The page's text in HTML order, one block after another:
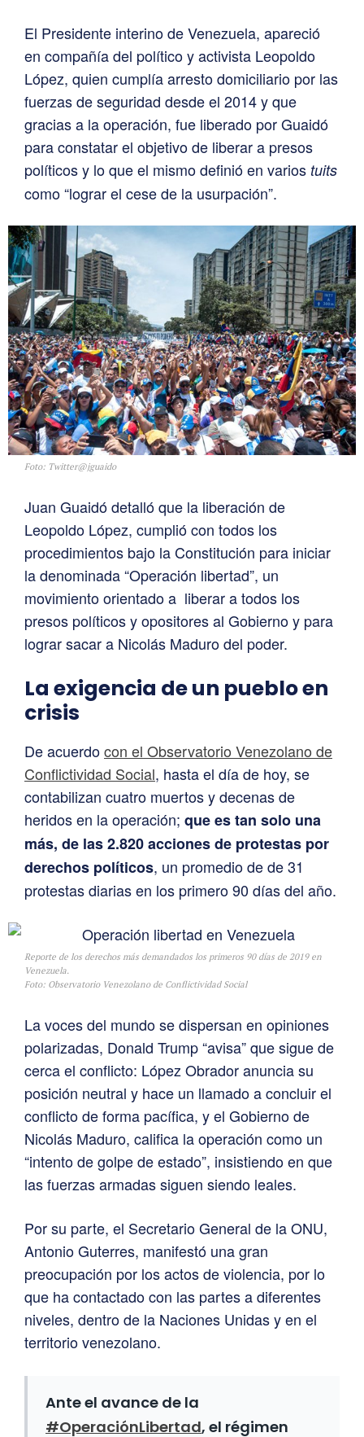
El Presidente interino de Venezuela, apareció
en compañía del político y activista Leopoldo
López, quien cumplía arresto domiciliario por las
fuerzas de seguridad desde el 2014 y que
gracias a la operación, fue liberado por Guaidó
para constatar el objetivo de liberar a presos
políticos y lo que el mismo definió en varios tuits
como “lograr el cese de la usurpación”.
Foto: Twitter@jguaido
Juan Guaidó detalló que la liberación de
Leopoldo López, cumplió con todos los
procedimientos bajo la Constitución para iniciar
la denominada “Operación libertad”, un
movimiento orientado a liberar a todos los
presos políticos y opositores al Gobierno y para
lograr sacar a Nicolás Maduro del poder.
La exigencia de un pueblo en
crisis
De acuerdocon el Observatorio Venezolano de
Conflictividad Social, hasta el día de hoy, se
contabilizan cuatro muertos y decenas de
heridos en la operación; que es tan solo una
más, de las 2.820 acciones de protestas por
derechos políticos, un promedio de de 31
protestas diarias en los primero 90 días del año.
Reporte de los derechos más demandados los primeros 90 días de 2019 en
Venezuela.
Foto: Observatorio Venezolano de Conflictividad Social
La voces del mundo se dispersan en opiniones
polarizadas, Donald Trump “avisa” que sigue de
cerca el conflicto: López Obrador anuncia su
posición neutral y hace un llamado a concluir el
conflicto de forma pacífica, y el Gobierno de
Nicolás Maduro, califica la operación como un
“intento de golpe de estado”, insistiendo en que
las fuerzas armadas siguen siendo leales.
Por su parte, el Secretario General de la ONU,
Antonio Guterres, manifestó una gran
preocupación por los actos de violencia, por lo
que ha contactado con las partes a diferentes
niveles, dentro de la Naciones Unidas y en el
territorio venezolano.
Ante el avance de la
#OperaciónLibertad, el régimen